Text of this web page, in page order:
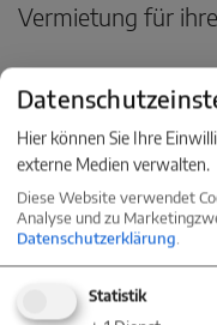
Vermietung für
Hier können Sie Ihre
externe Medien verwalten.
Diese Website verwendet
Analyse und zu
Datenschutzerklärung.
Statistik